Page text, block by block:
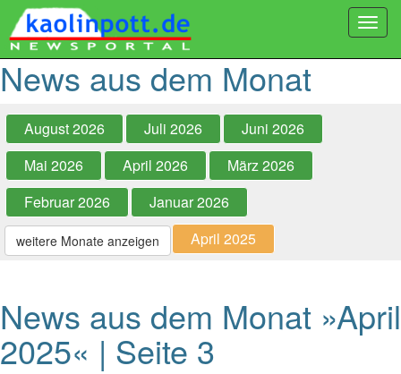
News aus dem Monat
August 2026 Juli 2026
Juni 2026
Mai 2026
April 2026
März 2026
Februar 2026
Januar 2026
weitere Monate anzeigen April 2025
News aus dem Monat »April
2025« | Seite 3